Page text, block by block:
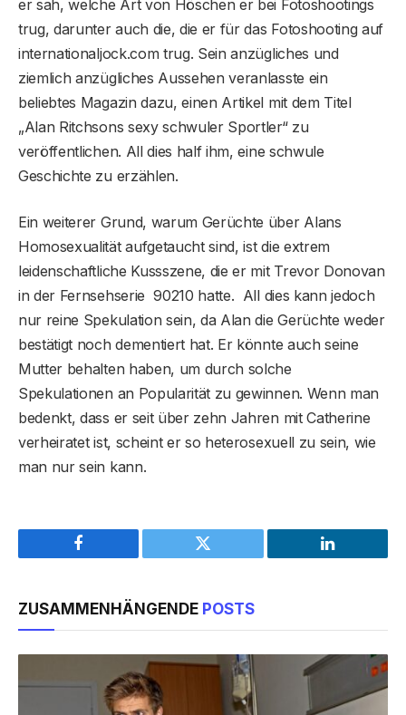
er sah, welche Art von Höschen er bei Fotoshootings
trug, darunter auch die, die er für das Fotoshooting auf
internationaljock.com trug. Sein anzügliches und
ziemlich anzügliches Aussehen veranlasste ein
beliebtes Magazin dazu, einen Artikel mit dem Titel
„Alan Ritchsons sexy schwuler Sportler“ zu
veröffentlichen. All dies half ihm, eine schwule
Geschichte zu erzählen.
Ein weiterer Grund, warum Gerüchte über Alans
Homosexualität aufgetaucht sind, ist die extrem
leidenschaftliche Kussszene, die er mit Trevor Donovan
in der Fernsehserie 90210 hatte. All dies kann jedoch
nur reine Spekulation sein, da Alan die Gerüchte weder
bestätigt noch dementiert hat. Er könnte auch seine
Mutter behalten haben, um durch solche
Spekulationen an Popularität zu gewinnen. Wenn man
bedenkt, dass er seit über zehn Jahren mit Catherine
verheiratet ist, scheint er so heterosexuell zu sein, wie
man nur sein kann.
Facebook Twitter LinkedIn
ZUSAMMENHÄNGENDE POSTS